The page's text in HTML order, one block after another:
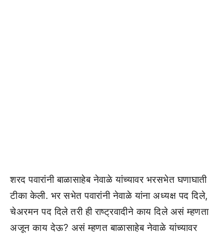
शरद पवारांनी बाळासाहेब नेवाळे यांच्यावर भरसभेत घणाघाती
टीका केली. भर सभेत पवारांनी नेवाळे यांना अध्यक्ष पद दिले,
चेअरमन पद दिले तरी ही राष्ट्रवादीने काय दिले असं म्हणता
अजून काय देऊ? असं म्हणत बाळासाहेब नेवाळे यांच्यावर